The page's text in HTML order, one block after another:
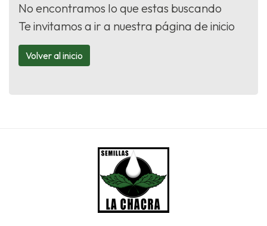
No encontramos lo que estas buscando
Te invitamos a ir a nuestra página de inicio
Volver al inicio